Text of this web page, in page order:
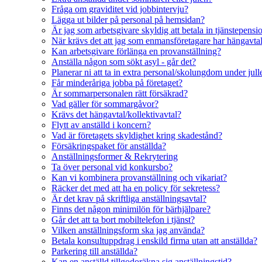
Fråga om graviditet vid jobbintervju?
Lägga ut bilder på personal på hemsidan?
Är jag som arbetsgivare skyldig att betala in
När krävs det att jag som enmansföretagare har
Kan arbetsgivare förlänga en provanställning?
Anställa någon som sökt asyl - går det?
Planerar ni att ta in extra personal/skolungdom under
Får minderåriga jobba på företaget?
Är sommarpersonalen rätt försäkrad?
Vad gäller för sommargåvor?
Krävs det hängavtal/kollektivavtal?
Flytt av anställd i koncern?
Vad är företagets skyldighet kring skadestånd?
Försäkringspaket för anställda?
Anställningsformer & Rekrytering
Ta över personal vid konkursbo?
Kan vi kombinera provanställning och vikariat?
Räcker det med att ha en policy för sekretess?
Är det krav på skriftliga anställningsavtal?
Finns det någon minimilön för bärhjälpare?
Går det att ta bort mobiltelefon i tjänst?
Vilken anställningsform ska jag använda?
Betala konsultuppdrag i enskild firma utan att anställda?
Parkering till anställda?